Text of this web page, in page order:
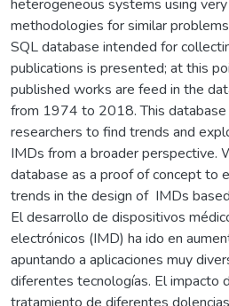
heterogeneous systems using
methodologies for similar
SQL database intended for
publications is presented; at this
published works are feed in the
from 1974 to 2018. This
researchers to find trends and
IMDs from a broader perspective.
database as a proof of concept to
trends in the design of IMDs
El desarrollo de dispositivos
electrónicos (IMD) ha ido en
apuntando a aplicaciones muy
diferentes tecnologías. El impacto